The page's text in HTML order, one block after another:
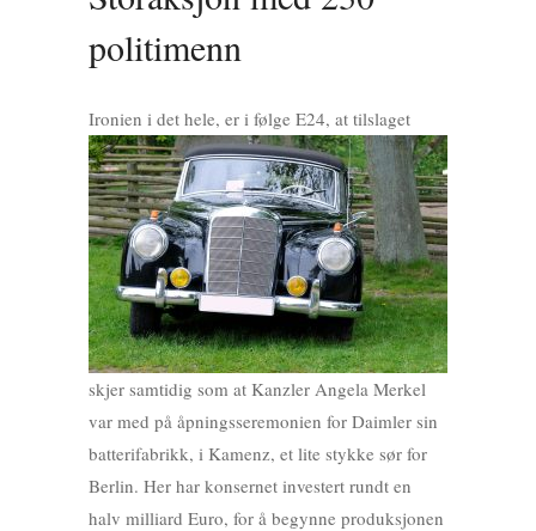
politimenn
Ironien i det hele, er i følge E24, at tilslaget
skjer samtidig som at Kanzler Angela Merkel
var med på åpningsseremonien for Daimler sin
batterifabrikk, i Kamenz, et lite stykke sør for
Berlin. Her har konsernet investert rundt en
halv milliard Euro, for å begynne produksjonen